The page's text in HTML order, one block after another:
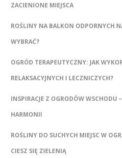
ZACIENIONE MIEJSCA
ROŚLINY NA BALKON ODPORNYCH
WYBRAĆ?
OGRÓD TERAPEUTYCZNY: JAK
RELAKSACYJNYCH I LECZNICZYCH?
INSPIRACJE Z OGRODÓW WSCHODU
HARMONII
ROŚLINY DO SUCHYCH MIEJSC W
CIESZ SIĘ ZIELENIĄ